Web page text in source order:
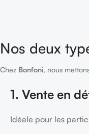
Nos deux
Chez Bonfoni, nous
1. Vente en
Idéale pour les